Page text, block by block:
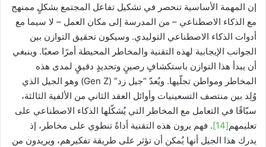
إن المهمة الأساسية تنحصر في تشكيل تفاعل المجتمع بشكلٍ ممنهج
مع الذكاء الاصطناعي – من المدرسة إلى مكان العمل – لا سيما مع
أدوات الذكاء الاصطناعي التوليدي. وسيكون تحقيق التوازن بين
الجوانب الإيجابية لهذه التقنية والمخاطر المحيطة أمرًا صعبًا. وينبغي
أن يبدأ هذا التوازن باستكشافٍ رصينٍ وتحديدٍ دقيقٍ لمدى هذه
المخاطر ومواطن تجلّيها. ويُعدّ “جيل زد” (Gen Z) وهو الجيل الذي
وُلِد بين منتصف التسعينيات وأوائل العقد الثاني من الألفية الثالثة،
سبّاقًا في التعامل مع المخاطر التي يُشكّلها الذكاء الاصطناعي على
تعليمهم[14]
. فهم يرون هذه التقنية أداةً تنطوي على مخاطر، إذ
يدرك هذا الجيل أنها يُمكن أن تؤثر على طريقة تفكيرهم، ويريدون من